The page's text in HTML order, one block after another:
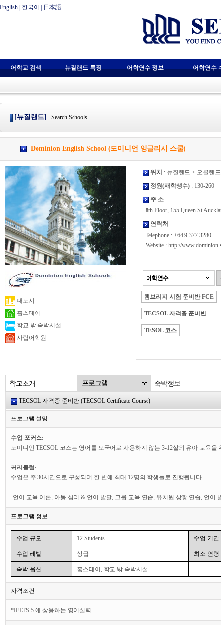
English 한국어 日本語
어학교 검색 뉴질랜드 특징 어학연수 정보 어학연수
[뉴질랜드] Search Schools
Dominion English School (도미니언 잉글리시 스쿨)
대도시
홈스테이
학교 밖 숙박시설
사립어학원
위치 : 뉴질랜드 > 오클랜드
정원(재학생수) : 130-260
주 소
8th Floor, 155 Queen St
연락처
Telephone : +64 9 377 3280
Website : http://
캠브리지 시험 준비반 FCE
TECSOL 자격증 준비반
TESOL 코스
TECSOL 자격증 준비반 (TECSOL Certificate Course)
프로그램 설명
수업 포커스:
도미니언 TECSOL 코스는 영어를 모국어로 사용하지 않는 3-12살의 유아 교육
커리큘럼:
수업은 주 30시간으로 구성되며 한 반에 최대 12명의 학생들로 진행됩니다.
-언어 교육 이론, 아동 심리 & 언어 발달, 그룹 교육 연습, 유치원 상황 연습, 언어
프로그램 정보
수업 규모 12 Students 수업 기간
수업 레벨 상급 최소 연령
숙박 옵션 홈스테이, 학교 밖 숙박시설
자격조건
*IELTS 5 에 상응하는 영어실력